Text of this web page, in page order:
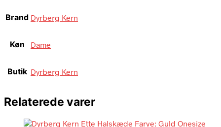
Brand Dyrberg Kern
Køn Dame
Butik Dyrberg Kern
Relaterede varer